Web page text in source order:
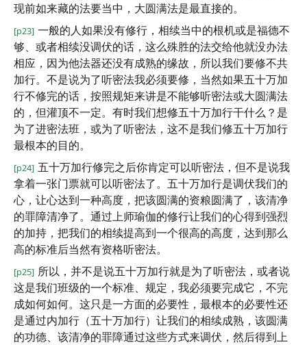
现前如来藏的法要当中，大圆满法是最直接的。
[p23] 一般的人如果没有修行，相续当中的根机或是福德不
够、或者相续没调伏的话，这么殊胜的法交给他就没办法
相应，因为他法器还没有成熟的缘故，所以我们要修不共
加行。不是说为了听密法我必须要修，当然如果五十万加
行不修完的话，按照规矩来讲是不能够听密法或大圆满法
的，但灌顶不一定。有时我们想修五十万加行干什么？是
为了进密法班，或为了听密法，这不是我们修五十万加行
最根本的目的。
[p24] 五十万加行修完之后你肯定可以听密法，但不是说我
拿着一张门票就可以听密法了。五十万加行是调伏我们的
心，让心达到一种高度，把该圆满的资粮圆满了，该清净
的罪障清净了。通过上师瑜伽的修行让我们的心得到强烈
的加持，把我们的相续提高到一个很高的高度，达到那么
高的标准后当然有资格听密法。
[p25] 所以，并不是说五十万加行就是为了听密法，或者说
这是我们班级的一个标准、规定，我必须要完成它，不完
成如何如何。这只是一方面的必要性，最根本的必要性还
是通过内加行（五十万加行）让我们的相续成熟，该圆满
的功德、该清净的罪障通过这些方式来调伏，然后得到上